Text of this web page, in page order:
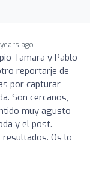
ago
Tamara y Pablo
reportarje de
por capturar
Son cercanos,
muy agusto
y el post.
Os lo